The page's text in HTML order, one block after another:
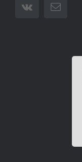
Vk Email